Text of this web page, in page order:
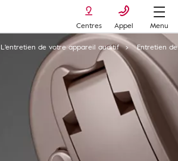
Centres Appel
Menu
L'entretien de votre appareil auditif Entretien